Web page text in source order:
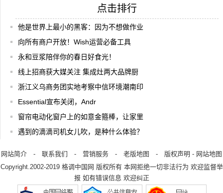
点击排行
他是世界上最小的黑客：因为不想做作业
向所有商户开放！Wish运营必备工具
永和豆浆陪伴你的春日好食光！
线上招商获大媒关注 集成灶两大品牌厨
浙江义乌商务团实地考察中信环境潮南印
Essential宣布关闭，Andr
窗帘电动化窗户上的如意金箍棒，让家里
遇到的滴滴司机女儿吹，是种什么体验？
网站简介 - 联系我们 - 营销服务 - 老版地图 - 版权声明 - 网站地图
Copyright.2002-2019 格调中国网 版权所有 本网拒绝一切非法行为 欢迎监督举
报 如有错误信息 欢迎纠正